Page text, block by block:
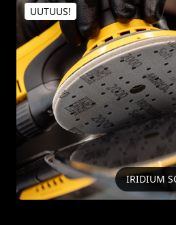
UUTUUS!
IRIDIUM